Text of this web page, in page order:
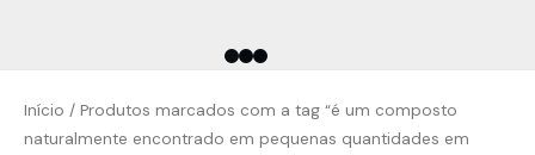
Início / Produtos marcados com a tag “é um composto
naturalmente encontrado em pequenas quantidades em